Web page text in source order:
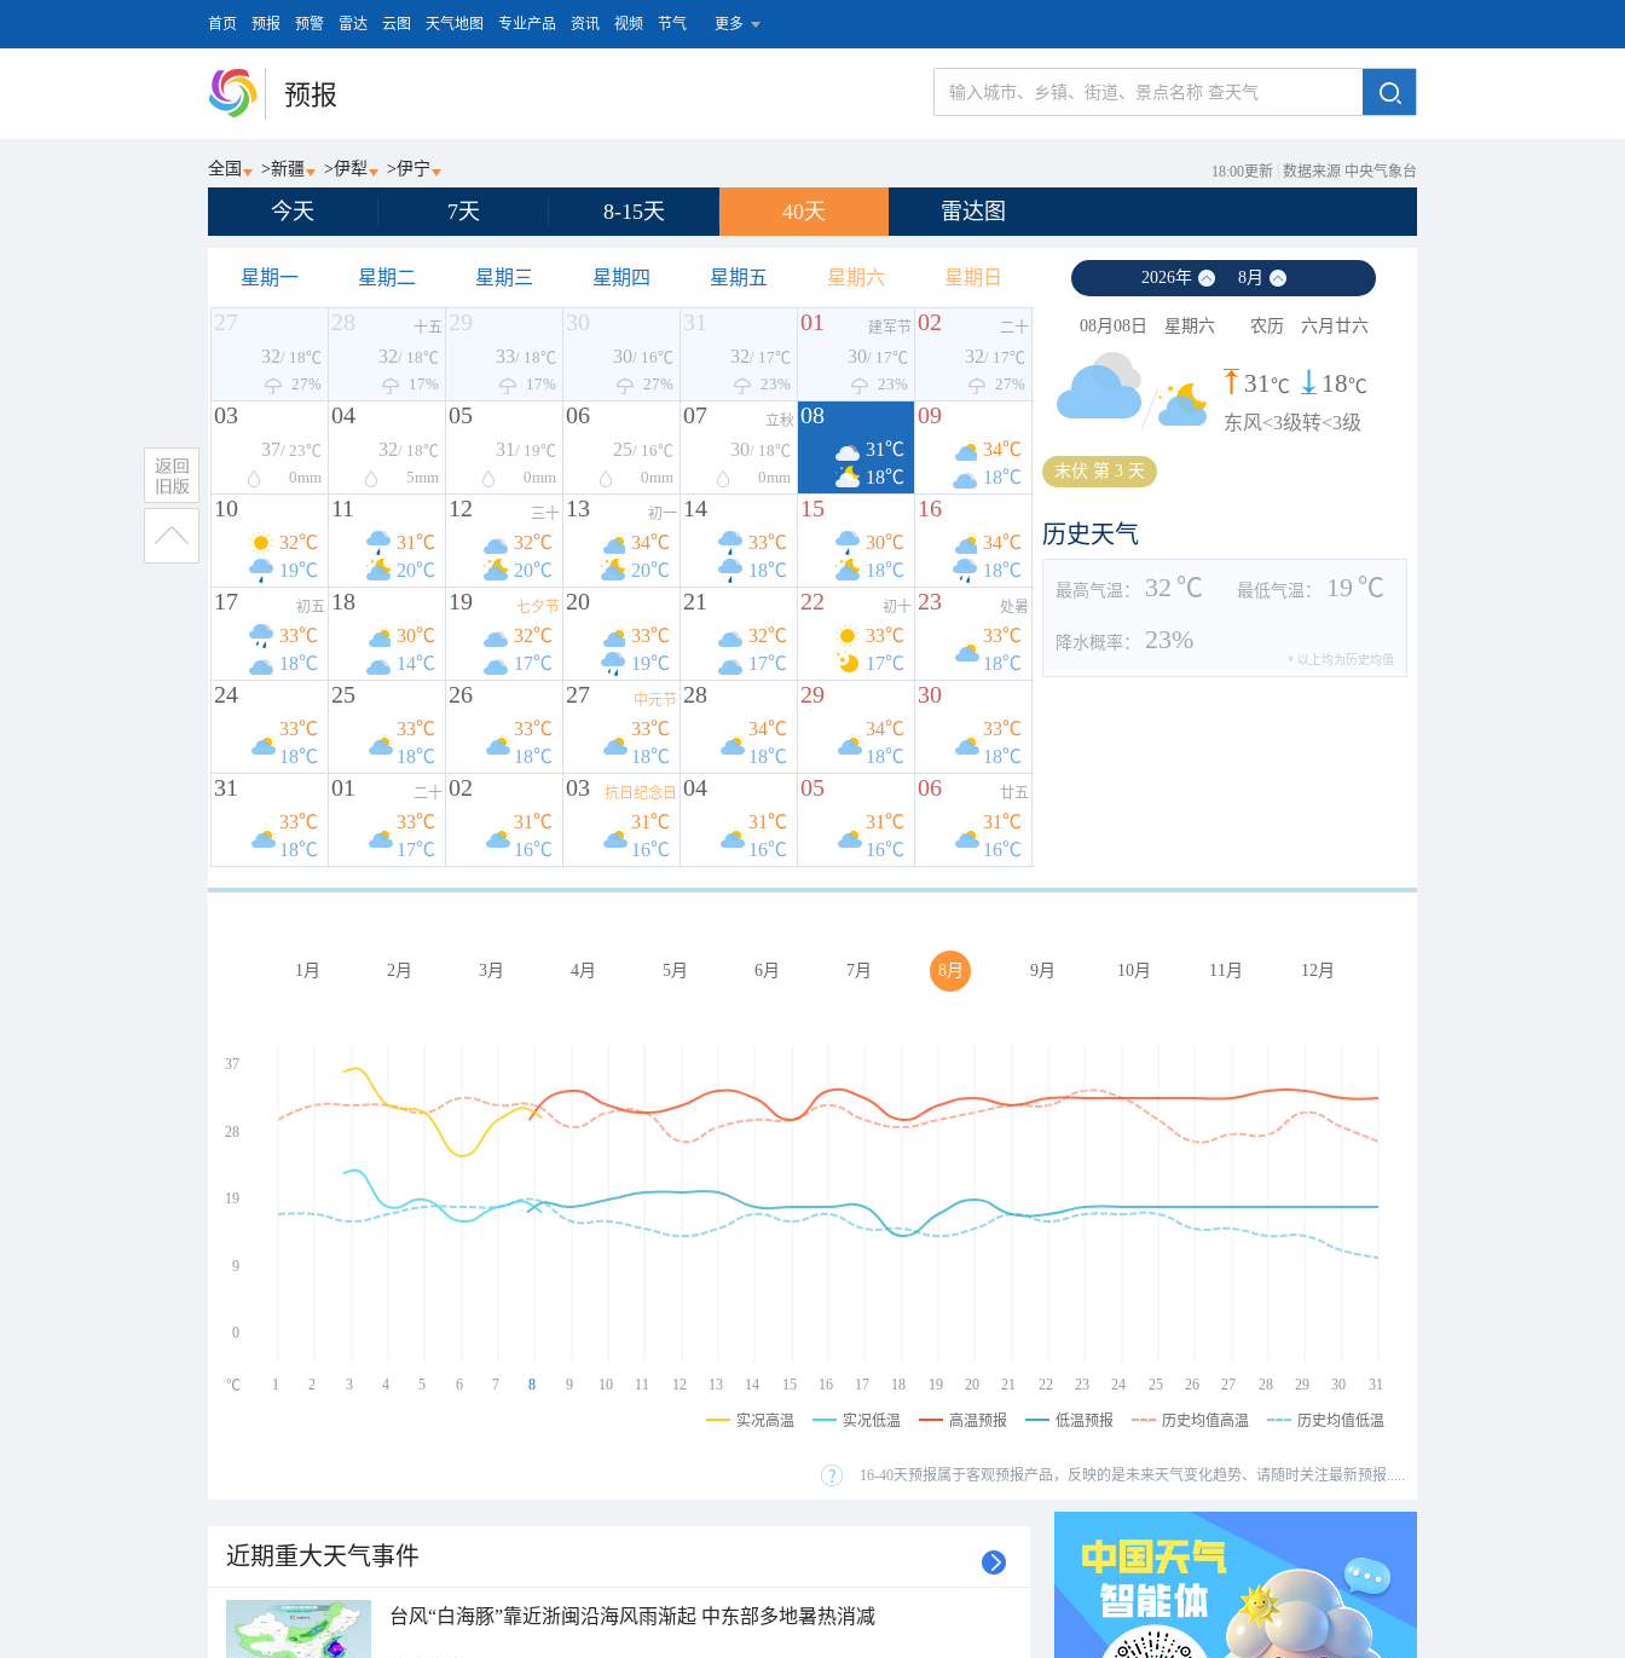
首页 预报 预警 雷达 云图 天气地图 专业产品 资讯 视频 节气 更多
预报
全国 >新疆 >伊犁 >伊宁 18:00更新 数据来源 中央气象台
今天 7天 8-15天 40天 雷达图
星期一 星期二 星期三 星期四 星期五 星期六 星期日
27
32/ 18℃
27%
28 十五
32/ 18℃
17%
29
33/ 18℃
17%
30
30/ 16℃
27%
31
32/ 17℃
23%
01 建军节
30/ 17℃
23%
02 二十
32/ 17℃
27%
03
37/ 23℃
0mm
04
32/ 18℃
5mm
05
31 / 19℃
0mm
06
25/ 16℃
0mm
07 立秋
30/ 18℃
0mm
08
31℃
18℃
09
34℃
18℃
10
32℃
19℃
11
31℃
20℃
12 三十
32℃
20℃
13 初一
34℃
20℃
14
33℃
18℃
15
30℃
18℃
16
34℃
18℃
17 初五
33℃
18℃
18
30℃
14℃
19 七夕节
32℃
17℃
20
33℃
19℃
21
32℃
17℃
22 初十
33℃
17℃
23 处暑
33℃
18℃
24
33℃
18℃
25
33℃
18℃
26
33℃
18℃
27 中元节
33℃
18℃
28
34℃
18℃
29
34℃
18℃
30
33℃
18℃
31
33℃
18℃
01 二十
33℃
17℃
02
31℃
16℃
03 抗日纪念日
31℃
16℃
04
31℃
16℃
05
31℃
16℃
06 廿五
31℃
16℃
2026年 8月
08月08日 星期六 农历 六月廿六
31℃ 18℃
东风<3级转<3级
末伏 第 3 天
历史天气
最高气温： 32 ℃ 最低气温： 19 ℃
降水概率： 23%
* 以上均为历史均值
1月 2月 3月 4月 5月 6月 7月 8月 9月 10月 11月 12月
37
28
19
9
0
1 2 3 4 5 6 7 8 9 10 11 12 13 14 15 16 17 18 19 20 21 22 23 24 25 26 27 28 29 30 31
℃
实况高温 实况低温 高温预报 低温预报 历史均值高温 历史均值低温
16-40天预报属于客观预报产品，反映的是未来天气变化趋势、请随时关注最新预报.....
近期重大天气事件
台风“白海豚”靠近浙闽沿海风雨渐起 中东部多地暑热消减